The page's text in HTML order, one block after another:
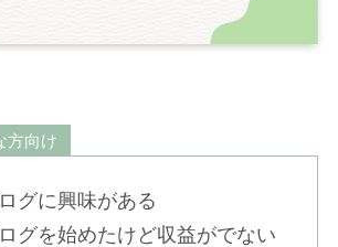
方向け
グに興味がある
グを始めたけど収益がでない